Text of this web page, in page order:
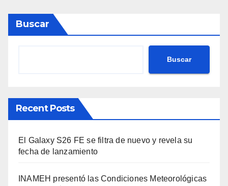
Buscar
Buscar
Recent Posts
El Galaxy S26 FE se filtra de nuevo y revela su
fecha de lanzamiento
INAMEH presentó las Condiciones Meteorológicas